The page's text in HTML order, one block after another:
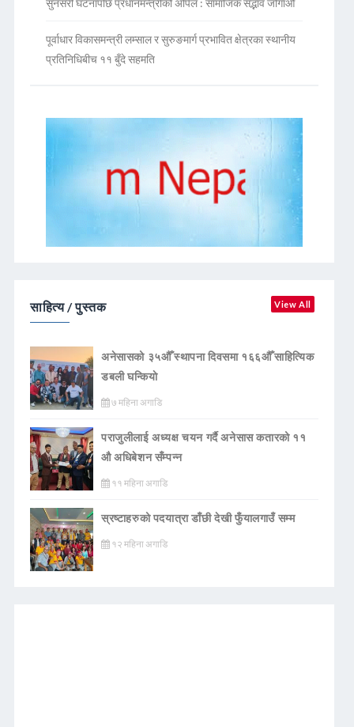
सुनसरी घटनापछि प्रधानमन्त्रीको अपिल : सामाजिक सद्भाव जोगाऔं
पूर्वाधार विकासमन्त्री लम्साल र सुरुङमार्ग प्रभावित क्षेत्रका स्थानीय
प्रतिनिधिबीच ११ बुँदे सहमति
साहित्य / पुस्तक View All
अनेसासको ३५औँ स्थापना दिवसमा १६६औँ साहित्यिक
डबली घन्कियाे
७ महिना अगाडि
पराजुलीलाई अध्यक्ष चयन गर्दै अनेसास कतारको ११
औ अधिबेशन सँम्पन्न
११ महिना अगाडि
स्रष्टाहरुको पदयात्रा डाँछी देखी फुँयालगाउँ सम्म
१२ महिना अगाडि